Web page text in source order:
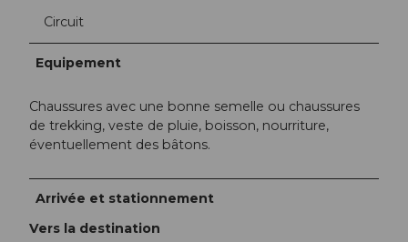
Circuit
Equipement
Chaussures avec une bonne semelle ou chaussures
de trekking, veste de pluie, boisson, nourriture,
éventuellement des bâtons.
Arrivée et stationnement
Vers la destination